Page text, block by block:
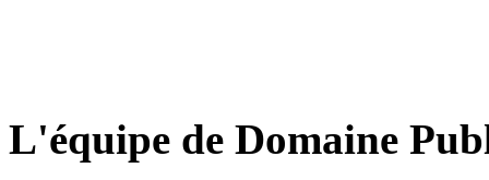
L'équipe de Domaine